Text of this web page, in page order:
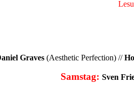
Graves (Aesthetic Perfection) //
Samstag: Sven